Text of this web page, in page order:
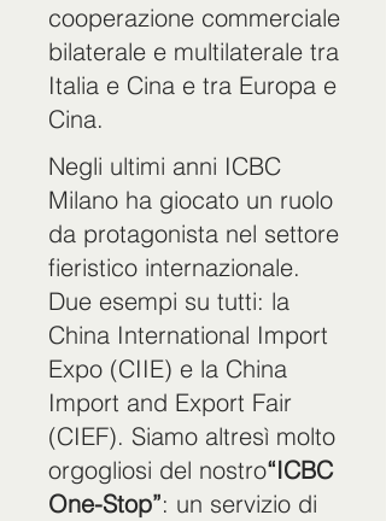
cooperazione commerciale
bilaterale e multilaterale tra
Italia e Cina e tra Europa e
Cina.
Negli ultimi anni ICBC
Milano ha giocato un ruolo
da protagonista nel settore
fieristico internazionale.
Due esempi su tutti: la
China International Import
Expo (CIIE) e la China
Import and Export Fair
(CIEF). Siamo altresì molto
orgogliosi del nostro“ICBC
One-Stop”: un servizio di